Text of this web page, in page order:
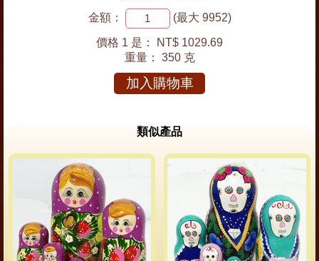
金額： (最大 9952)
價格 1 是：
NT$ 1029.69
重量： 350 克
加入購物車
類似產品